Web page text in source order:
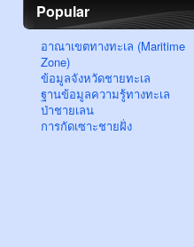
Popular
อาณาเขตทางทะเล (Maritime
Zone)
ข้อมูลจังหวัดชายทะเล
ฐานข้อมูลความรู้ทางทะเล
ป่าชายเลน
การกัดเซาะชายฝั่ง